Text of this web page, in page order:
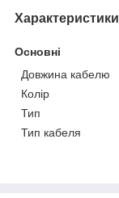
Характеристики
Основні
Довжина кабелю
Колір
Тип
Тип кабеля